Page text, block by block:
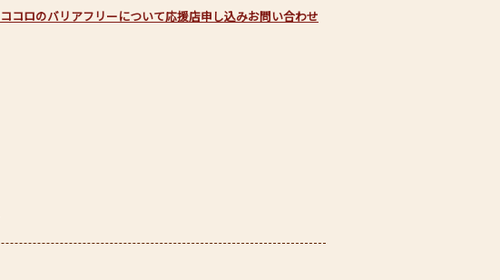
ココロのバリアフリーについて応援店申し込みお問い合わせ